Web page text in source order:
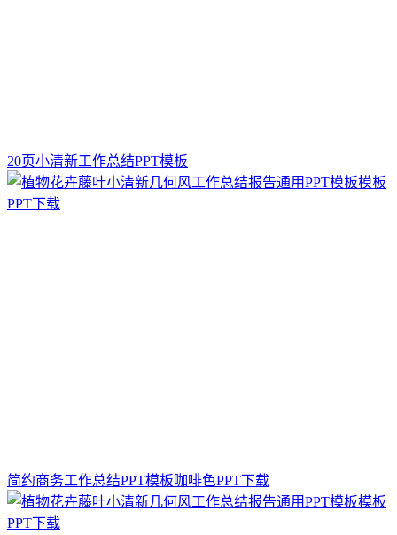
20页小清新工作总结PPT模板
简约商务工作总结PPT模板咖啡色PPT下载